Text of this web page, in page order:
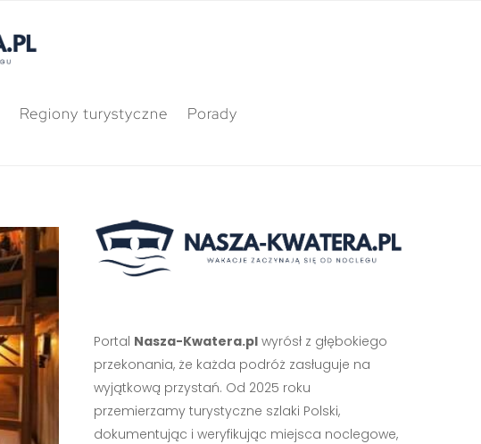
Regiony turystyczne Porady
Portal Nasza-Kwatera.plwyrósł z głębokiego
przekonania, że każda podróż zasługuje na
wyjątkową przystań. Od 2025 roku
przemierzamy turystyczne szlaki Polski,
dokumentując i weryfikując miejsca noclegowe,